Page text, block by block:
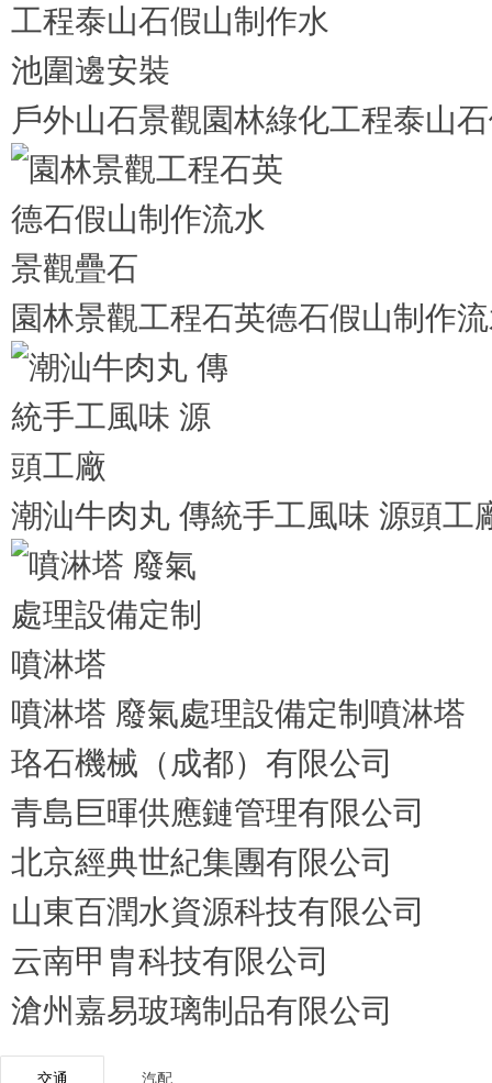
戶外山石景觀園林綠化工程泰山
園林景觀工程石英德石假山制作
潮汕牛肉丸 傳統手工風味 源頭工
噴淋塔 廢氣處理設備定制噴淋塔
珞石機械（成都）有限公司
青島巨暉供應鏈管理有限公司
北京經典世紀集團有限公司
山東百潤水資源科技有限公司
云南甲胄科技有限公司
滄州嘉易玻璃制品有限公司
交通 汽配